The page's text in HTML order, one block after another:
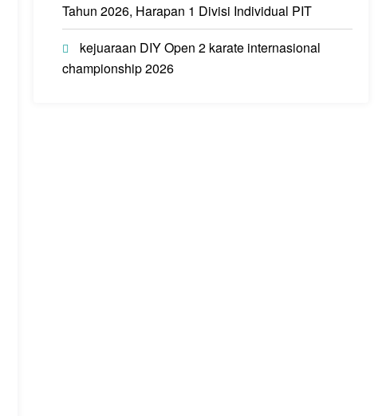
Tahun 2026, Harapan 1 Divisi Individual PIT
kejuaraan DIY Open 2 karate internasional
championship 2026